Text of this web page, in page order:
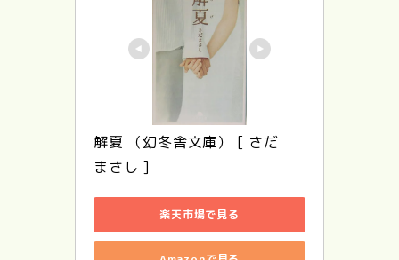
解夏 （幻冬舎文庫） [ さだ
まさし ]
楽天市場で見る